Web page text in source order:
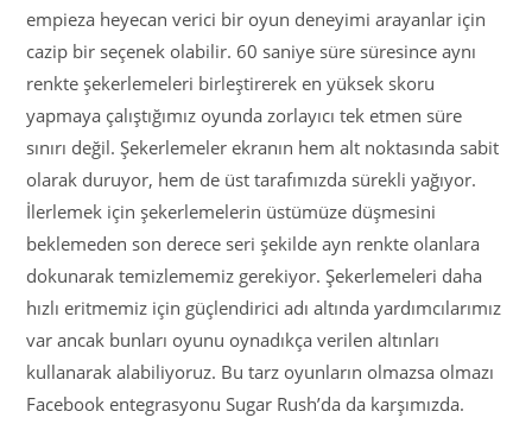
empieza heyecan verici bir oyun deneyimi arayanlar için
cazip bir seçenek olabilir. 60 saniye süre süresince aynı
renkte şekerlemeleri birleştirerek en yüksek skoru
yapmaya çalıştığımız oyunda zorlayıcı tek etmen süre
sınırı değil. Şekerlemeler ekranın hem alt noktasında sabit
olarak duruyor, hem de üst tarafımızda sürekli yağıyor.
İlerlemek için şekerlemelerin üstümüze düşmesini
beklemeden son derece seri şekilde ayn renkte olanlara
dokunarak temizlememiz gerekiyor. Şekerlemeleri daha
hızlı eritmemiz için güçlendirici adı altında yardımcılarımız
var ancak bunları oyunu oynadıkça verilen altınları
kullanarak alabiliyoruz. Bu tarz oyunların olmazsa olmazı
Facebook entegrasyonu Sugar Rush’da da karşımızda.